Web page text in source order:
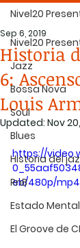
Nivel20
Jazz
Bossa Nova
Soul
Blues
Historia del
RnB
Estado Mental
El Groove de
Nivel20
Historia
6:
Louis
Sep 6, 2019
Updated: Nov
https://
eb/480p/